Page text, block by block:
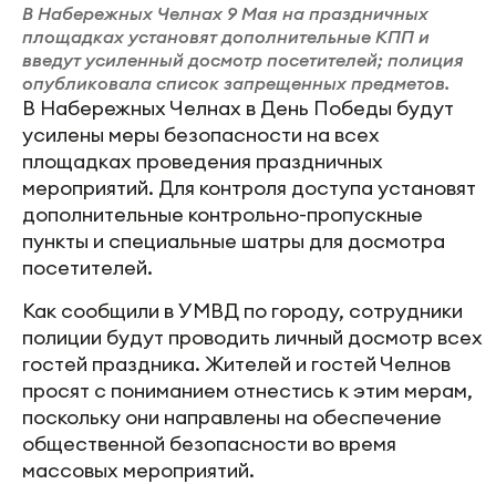
В Набережных Челнах 9 Мая на праздничных
площадках установят дополнительные КПП и
введут усиленный досмотр посетителей; полиция
опубликовала список запрещенных предметов.
В Набережных Челнах в День Победы будут
усилены меры безопасности на всех
площадках проведения праздничных
мероприятий. Для контроля доступа установят
дополнительные контрольно-пропускные
пункты и специальные шатры для досмотра
посетителей.
Как сообщили в УМВД по городу, сотрудники
полиции будут проводить личный досмотр всех
гостей праздника. Жителей и гостей Челнов
просят с пониманием отнестись к этим мерам,
поскольку они направлены на обеспечение
общественной безопасности во время
массовых мероприятий.